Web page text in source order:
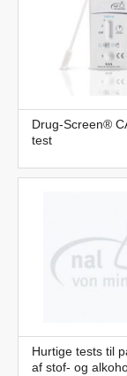
Drug-Screen®
test
Hurtige tests til
af stof- og